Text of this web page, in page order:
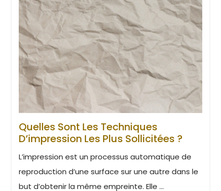
Quelles Sont Les Techniques
D’impression Les Plus Sollicitées ?
L’impression est un processus automatique de
reproduction d’une surface sur une autre dans le
but d’obtenir la même empreinte. Elle ...